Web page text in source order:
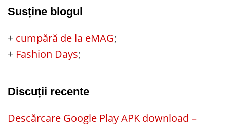
Susține blogul
+ cumpără de la eMAG;
+ Fashion Days;
Discuții recente
Descărcare Google Play APK download –